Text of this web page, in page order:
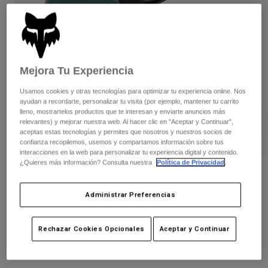
Pantalones largos
Chaquetas y chalecos
Guantes
Protecciones
Calcetines
Accesorios
Recambios
Pantalones
Guantes
Chaquetas
Protecciones
Gafas de protección
Calcetines
Recambios
Camisas
Ver todo
Mujer
Camisetas y tops
Sudaderas
Chaquetas
Pantalones
Ver todo
Protecciones
Gafas de Protección
Calcetines
Ver todo
Moto
Cascos
Camisetas
Pantalones
Protecciones
Price reduced from
299,99 €to194,99 € 35% OFF
Mejora Tu Experiencia
Usamos cookies y otras tecnologías para optimizar tu experiencia online. Nos
ayudan a recordarte, personalizar tu visita (por ejemplo, mantener tu carrito
lleno, mostrartelos productos que te interesan y enviarte anuncios más
relevantes) y mejorar nuestra web. Al hacer clic en "Aceptar y Continuar",
aceptas estas tecnologías y permites que nosotros y nuestros socios de
confianza recopilemos, usemos y compartamos información sobre tus
interacciones en la web para personalizar tu experiencia digital y contenido.
¿Quieres más información? Consulta nuestra
Política de Privacidad.
Administrar Preferencias
Rechazar Cookies Opcionales Aceptar y Continuar